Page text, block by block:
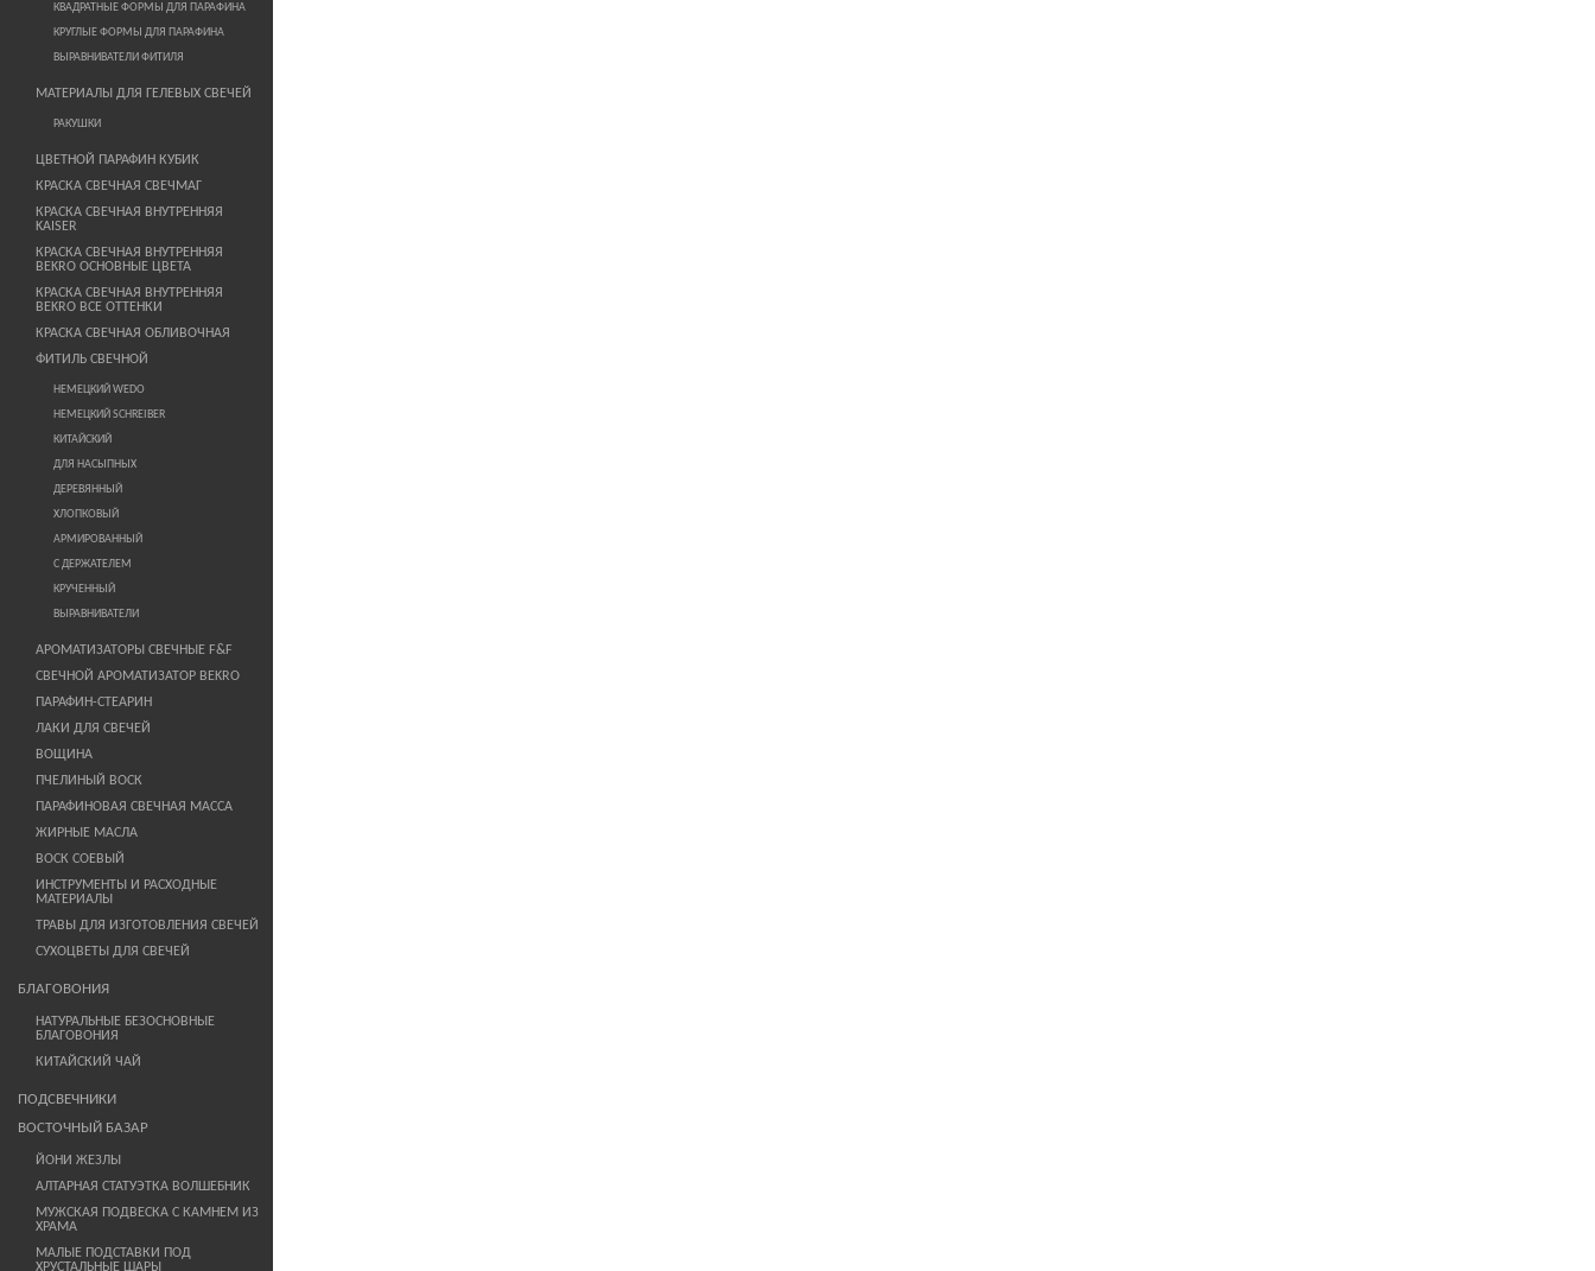
КВАДРАТНЫЕ ФОРМЫ ДЛЯ ПАРАФИНА
КРУГЛЫЕ ФОРМЫ ДЛЯ ПАРАФИНА
ВЫРАВНИВАТЕЛИ ФИТИЛЯ
МАТЕРИАЛЫ ДЛЯ ГЕЛЕВЫХ СВЕЧЕЙ
РАКУШКИ
ЦВЕТНОЙ ПАРАФИН КУБИК
КРАСКА СВЕЧНАЯ СВЕЧМАГ
КРАСКА СВЕЧНАЯ ВНУТРЕННЯЯ
KAISER
КРАСКА СВЕЧНАЯ ВНУТРЕННЯЯ
BEKRO ОСНОВНЫЕ ЦВЕТА
КРАСКА СВЕЧНАЯ ВНУТРЕННЯЯ
BEKRO ВСЕ ОТТЕНКИ
КРАСКА СВЕЧНАЯ ОБЛИВОЧНАЯ
ФИТИЛЬ СВЕЧНОЙ
НЕМЕЦКИЙ WEDO
НЕМЕЦКИЙ SCHREIBER
КИТАЙСКИЙ
ДЛЯ НАСЫПНЫХ
ДЕРЕВЯННЫЙ
ХЛОПКОВЫЙ
АРМИРОВАННЫЙ
С ДЕРЖАТЕЛЕМ
КРУЧЕННЫЙ
ВЫРАВНИВАТЕЛИ
АРОМАТИЗАТОРЫ СВЕЧНЫЕ F&F
СВЕЧНОЙ АРОМАТИЗАТОР BEKRO
ПАРАФИН-СТЕАРИН
ЛАКИ ДЛЯ СВЕЧЕЙ
ВОЩИНА
ПЧЕЛИНЫЙ ВОСК
ПАРАФИНОВАЯ СВЕЧНАЯ МАССА
ЖИРНЫЕ МАСЛА
ВОСК СОЕВЫЙ
ИНСТРУМЕНТЫ И РАСХОДНЫЕ
МАТЕРИАЛЫ
ТРАВЫ ДЛЯ ИЗГОТОВЛЕНИЯ СВЕЧЕЙ
СУХОЦВЕТЫ ДЛЯ СВЕЧЕЙ
БЛАГОВОНИЯ
НАТУРАЛЬНЫЕ БЕЗОСНОВНЫЕ
БЛАГОВОНИЯ
КИТАЙСКИЙ ЧАЙ
ПОДСВЕЧНИКИ
ВОСТОЧНЫЙ БАЗАР
ЙОНИ ЖЕЗЛЫ
АЛТАРНАЯ СТАТУЭТКА ВОЛШЕБНИК
МУЖСКАЯ ПОДВЕСКА С КАМНЕМ ИЗ
ХРАМА
МАЛЫЕ ПОДСТАВКИ ПОД
ХРУСТАЛЬНЫЕ ШАРЫ